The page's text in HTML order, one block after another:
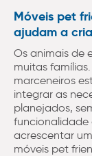
Móveis pet
ajudam a
Os animais de
muitas
marceneiros
integrar as
planejados,
funcionalidade
acrescentar
móveis pet